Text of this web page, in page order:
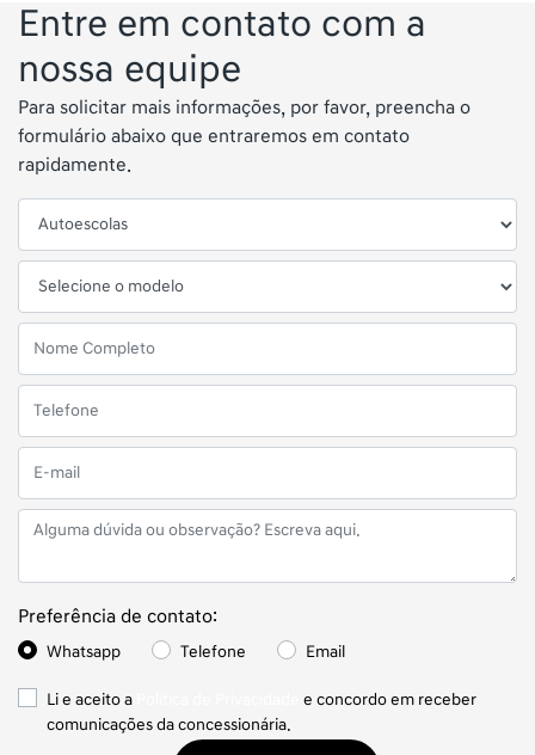
Entre em contato com a
nossa equipe
Para solicitar mais informações, por favor, preencha o
formulário abaixo que entraremos em contato
rapidamente.
Preferência de contato:
Whatsapp Telefone Email
Li e aceito a
e concordo em receber
comunicações da concessionária.